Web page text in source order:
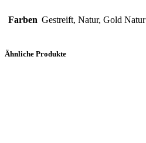
Farben Gestreift, Natur, Gold Natur
Ähnliche Produkte